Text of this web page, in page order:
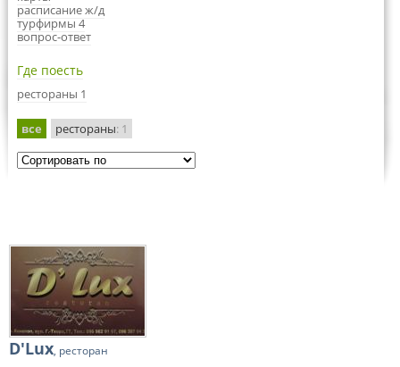
расписание ж/д
турфирмы 4
вопрос-ответ
Где поесть
рестораны 1
все рестораны: 1
D'Lux, ресторан